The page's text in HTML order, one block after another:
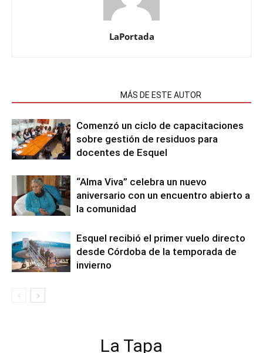
LaPortada
MÁS DE ESTE AUTOR
Comenzó un ciclo de capacitaciones
sobre gestión de residuos para
docentes de Esquel
“Alma Viva” celebra un nuevo
aniversario con un encuentro abierto a
la comunidad
Esquel recibió el primer vuelo directo
desde Córdoba de la temporada de
invierno
La Tapa